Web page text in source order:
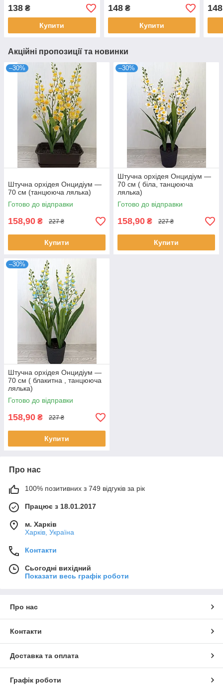
138 ₴
Купити
148₴
Купити
148
Акційні пропозиції та новинки
–30%
Штучна орхідея Онцидіум —
70 см (танцююча лялька)
Готово до відправки
158,90 ₴ 227 ₴
Купити
–30%
Штучна орхідея Онцидіум —
70 см ( біла, танцююча
лялька)
Готово до відправки
158,90 ₴ 227 ₴
Купити
–30%
Штучна орхідея Онцидіум —
70 см ( блакитна , танцююча
лялька)
Готово до відправки
158,90 ₴ 227 ₴
Купити
Про нас
100% позитивних з 749 відгуків за рік
Працює з 18.01.2017
м. Харків
Харків, Україна
Контакти
Сьогодні вихідний
Показати весь графік роботи
Про нас
Контакти
Доставка та оплата
Графік роботи